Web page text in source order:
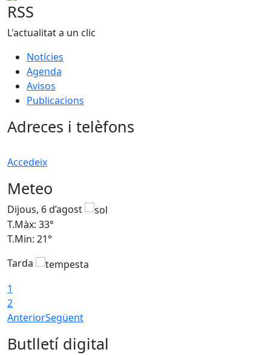
RSS
L'actualitat a un clic
Notícies
Agenda
Avisos
Publicacions
Adreces i telèfons
Accedeix
Meteo
Dijous, 6 d’agost
T.Màx: 33°
T.Min: 21°
Tarda
1
2
AnteriorSegüent
Butlletí digital